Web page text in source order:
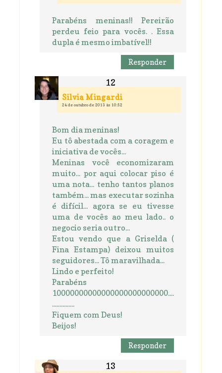
Parabéns meninas!! Pereirão
perdeu feio para vocês. . Essa
dupla é mesmo imbatível!!
Responder
Silvia Mingardi
24 de outubro de 2013 às 10:52
Bom dia meninas!
Eu tô abestada com a coragem e
iniciativa de vocês...
Meninas você economizaram
muito... por aqui colocar piso é
uma nota... tenho tantos planos
também... mas executar sozinha
é difícil... agora se eu tivesse
uma de vocês ao meu lado.. o
negocio seria outro...
Estou vendo que a Griselda (
Fina Estampa) deixou muitos
seguidores... Tô maravilhada...
Lindo e perfeito!
Parabéns
10000000000000000000000000....
...............
Fiquem com Deus!
Beijos!
Responder